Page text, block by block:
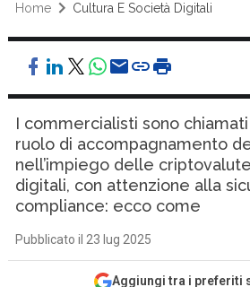
Home Cultura E Società Digitali
I commercialisti sono
ruolo di accompagnamento
nell’impiego delle
digitali, con attenzione alla
compliance: ecco come
Pubblicato il 23 lug 2025
Aggiungi tra i preferiti